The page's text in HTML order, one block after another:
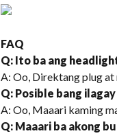
FAQ
Q: Ito ba ang
A: Oo, Direktang plug
Q: Posible bang
A: Oo, Maaari kaming
Q: Maaari ba akong